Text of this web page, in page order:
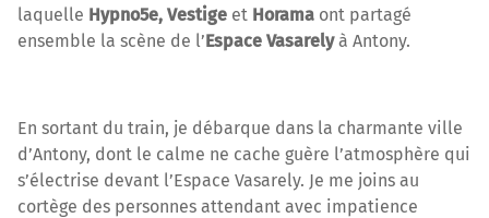
laquelle Hypno5e, Vestige et Horama ont partagé
ensemble la scène de l’Espace Vasarelyà Antony.
En sortant du train, je débarque dans la charmante ville
d’Antony, dont le calme ne cache guère l’atmosphère qui
s’électrise devant l’Espace Vasarely. Je me joins au
cortège des personnes attendant avec impatience